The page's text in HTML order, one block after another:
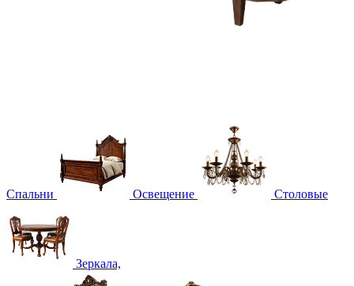
Спальни Освещение Столовые
Зеркала,